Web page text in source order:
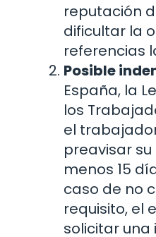
reputación
dificultar la
referencias
Posible
España, la
los
el
preavisar
menos 15
caso de no
requisito, el
solicitar una